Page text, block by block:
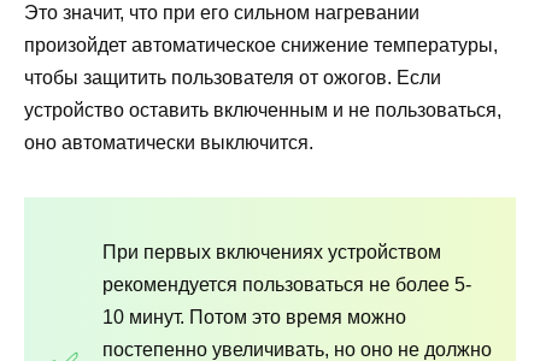
Это значит, что при его сильном нагревании
произойдет автоматическое снижение температуры,
чтобы защитить пользователя от ожогов. Если
устройство оставить включенным и не пользоваться,
оно автоматически выключится.
При первых включениях устройством
рекомендуется пользоваться не более 5-
10 минут. Потом это время можно
постепенно увеличивать, но оно не должно